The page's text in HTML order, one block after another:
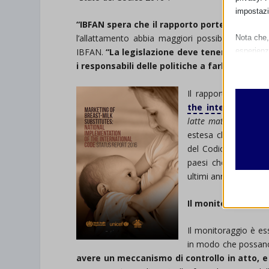
“IBFAN spera che il rapporto porterà più
l’allattamento abbia maggiori possibilità di
IBFAN.“La legislazione deve tenere il
i responsabili delle politiche a farlo”
Il rapporto, “
the international
latte materno:
estesa che
del Codice sono o
paesi che hanno
ultimi anni, tra cui
Il monitoraggio è
Il monitoraggio è
in modo che
avere un meccanismo di controllo in atto,
Nota
wp-
wp-
I
Altri